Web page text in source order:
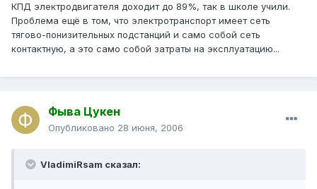
КПД электродвигателя доходит до 89%, так в школе учили.
Проблема ещё в том, что электротранспорт имеет сеть
тягово-понизительных подстанций и само собой сеть
контактную, а это само собой затраты на эксплуатацию...
Фыва Цукен
Опубликовано 28 июня, 2006
VladimiRsam сказал: